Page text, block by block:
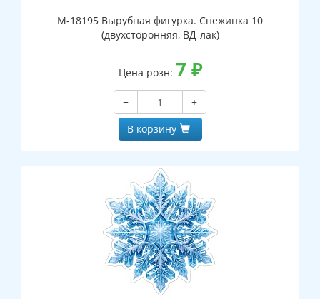
М-18195 Вырубная фигурка. Снежинка 10
(двухсторонняя, ВД-лак)
Цена розн: 7 ₽
−
+
В корзину